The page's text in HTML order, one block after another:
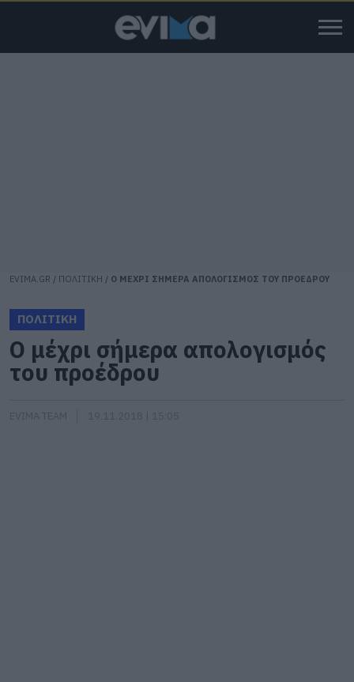
EVIMA.GR / ΠΟΛΙΤΙΚΗ / Ο ΜΕΧΡΙ ΣΗΜΕΡΑ ΑΠΟΛΟΓΙΣΜΟΣ ΤΟΥ ΠΡΟΕΔΡΟΥ
ΠΟΛΙΤΙΚΗ
Ο μέχρι σήμερα απολογισμός
του προέδρου